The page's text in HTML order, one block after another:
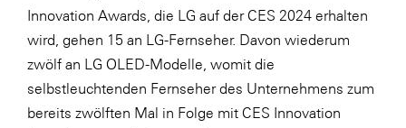
Primark
Salesforce
sebamed
SeneCura
Innovation Awards, die LG auf der CES 2024 erhalten
wird, gehen 15 an LG-Fernseher. Davon wiederum
zwölf an LG OLED-Modelle, womit die
selbstleuchtenden Fernseher des Unternehmens zum
bereits zwölften Mal in Folge mit CES Innovation